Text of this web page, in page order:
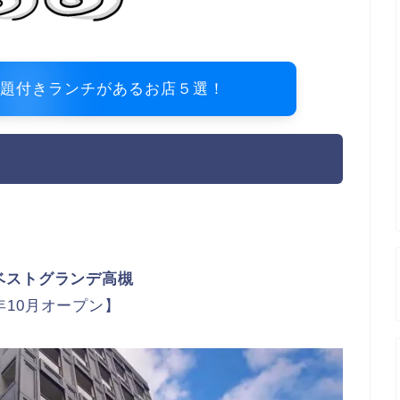
付きランチがあるお店５選！
ストグランデ高槻
10月オープン】